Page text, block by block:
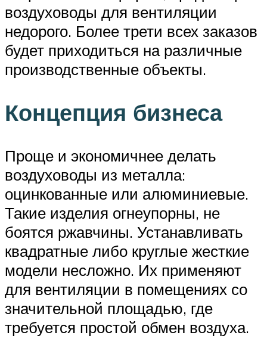
воздуховоды для вентиляции
недорого. Более трети всех заказов
будет приходиться на различные
производственные объекты.
Концепция бизнеса
Проще и экономичнее делать
воздуховоды из металла:
оцинкованные или алюминиевые.
Такие изделия огнеупорны, не
боятся ржавчины. Устанавливать
квадратные либо круглые жесткие
модели несложно. Их применяют
для вентиляции в помещениях со
значительной площадью, где
требуется простой обмен воздуха.